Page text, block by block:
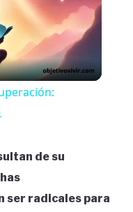
de su
ser radicales para